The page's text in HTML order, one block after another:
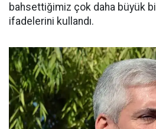
bahsettiğimiz çok daha büyük
ifadelerini kullandı.